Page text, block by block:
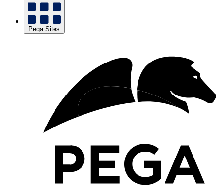
Pega Sites